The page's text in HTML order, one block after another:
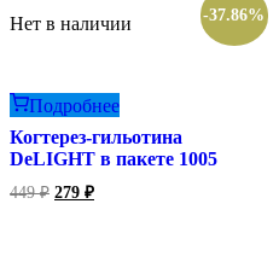
Нет в наличии
Подробнее
-37.86%
Когтерез-гильотина
DeLIGHT в пакете 1005
449₽ Первоначальная
279 ₽Текущая